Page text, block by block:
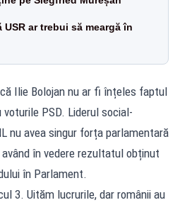
ar trebui să meargă în
Ilie Bolojan nu ar fi înțeles faptul
PSD. Liderul social-
nu avea singur forța parlamentară
în vedere rezultatul obținut
în Parlament.
3. Uităm lucrurile, dar românii au